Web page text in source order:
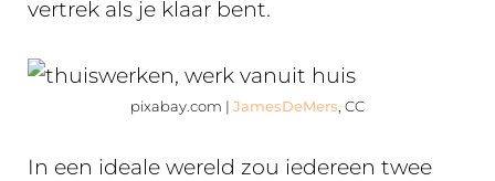
vertrek als je klaar bent.
pixabay.com | JamesDeMers, CC
In een ideale wereld zou iedereen twee